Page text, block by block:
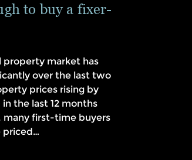
to buy a fixer-
property market has
over the last two
prices rising by
in the last 12 months
many first-time buyers
priced…